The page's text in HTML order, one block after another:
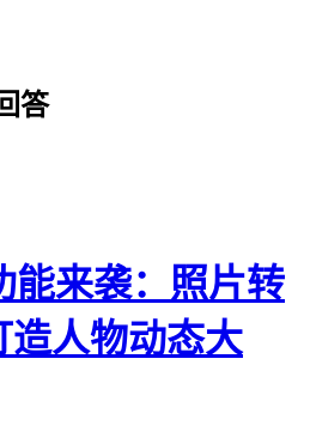
答
能来袭：照片转
造人物动态大